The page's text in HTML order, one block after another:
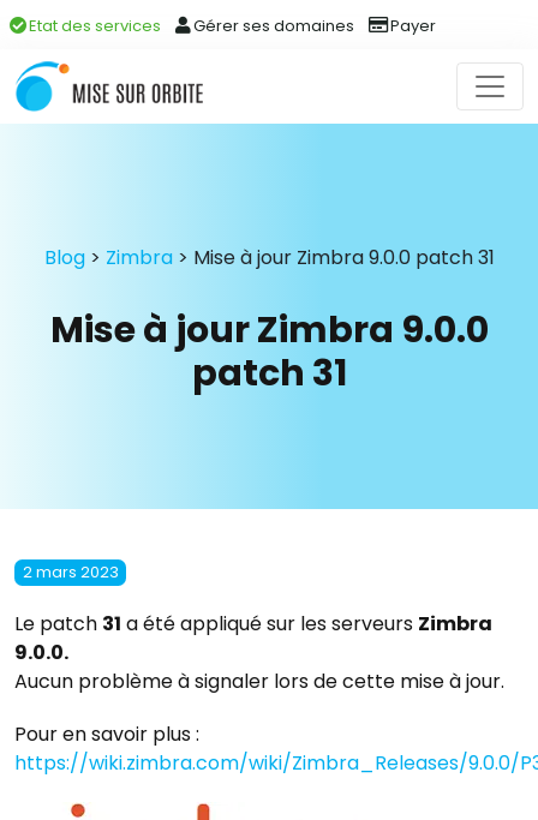
Etat des services Gérer ses domaines Payer
Blog> Zimbra> Mise à jour Zimbra 9.0.0 patch 31
Mise à jour Zimbra 9.0.0
patch 31
2 mars 2023
Le patch 31 a été appliqué sur les serveurs Zimbra
9.0.0.
Aucun problème à signaler lors de cette mise à jour.
Pour en savoir plus :
https://wiki.zimbra.com/wiki/Zimbra_Releases/9.0.0/